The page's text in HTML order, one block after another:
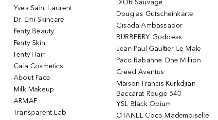
Yves Saint Laurent
Dr. Emi Skincare
Fenty Beauty
Fenty Skin
Fenty Hair
Caia Cosmetics
About Face
Milk Makeup
ARMAF
Transparent Lab
DIOR Sauvage
Douglas Gutscheinkarte
Gisada Ambassador
BURBERRY Goddess
Jean Paul Gaultier Le Male
Paco Rabanne One Million
Creed Aventus
Maison Francis Kurkdjian
Baccarat Rouge 540
YSL Black Opium
CHANEL Coco Mademoiselle